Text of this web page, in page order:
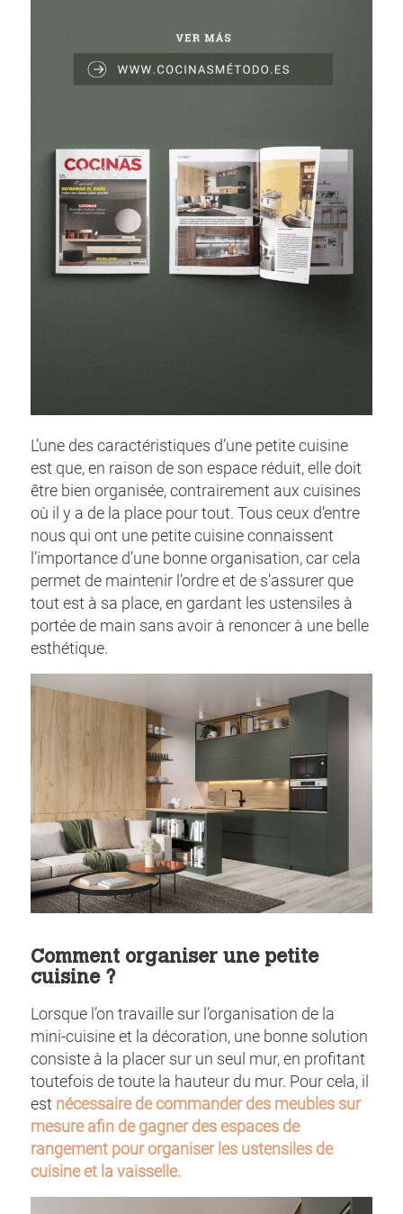
L’une des caractéristiques d’une petite cuisine
est que, en raison de son espace réduit, elle doit
être bien organisée, contrairement aux cuisines
où il y a de la place pour tout. Tous ceux d’entre
nous qui ont une petite cuisine connaissent
l’importance d’une bonne organisation, car cela
permet de maintenir l’ordre et de s’assurer que
tout est à sa place, en gardant les ustensiles à
portée de main sans avoir à renoncer à une belle
esthétique.
Comment organiser une petite
cuisine ?
Lorsque l’on travaille sur l’organisation de la
mini-cuisine et la décoration, une bonne solution
consiste à la placer sur un seul mur, en profitant
toutefois de toute la hauteur du mur. Pour cela, il
est nécessaire de commander des meubles sur
mesure afin de gagner des espaces de
rangement pour organiser les ustensiles de
cuisine et la vaisselle.